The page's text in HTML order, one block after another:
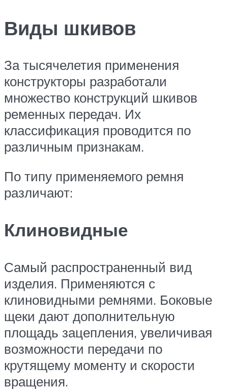
Виды шкивов
За тысячелетия применения
конструкторы разработали
множество конструкций шкивов
ременных передач. Их
классификация проводится по
различным признакам.
По типу применяемого ремня
различают:
Клиновидные
Самый распространенный вид
изделия. Применяются с
клиновидными ремнями. Боковые
щеки дают дополнительную
площадь зацепления, увеличивая
возможности передачи по
крутящему моменту и скорости
вращения.